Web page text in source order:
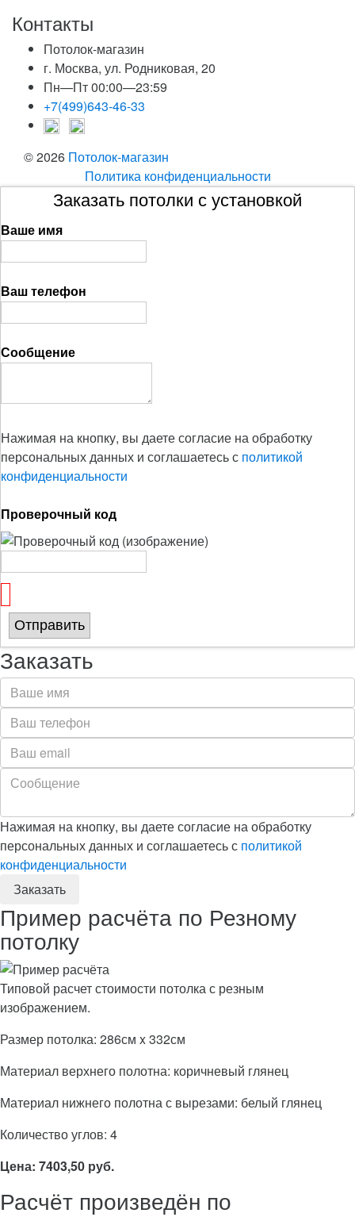
Контакты
Потолок-магазин
г. Москва, ул. Родниковая, 20
Пн—Пт 00:00—23:59
+7(499)643-46-33
© 2026 Потолок-магазин
Политика конфиденциальности
Заказать потолки с установкой
Ваше имя
Ваш телефон
Сообщение
Нажимая на кнопку, вы даете согласие на обработку
персональных данных и соглашаетесь с политикой
конфиденциальности
Проверочный код
Отправить
Заказать
Нажимая на кнопку, вы даете согласие на обработку
персональных данных и соглашаетесь с политикой
конфиденциальности
Пример расчёта по Резному
потолку
Типовой расчет стоимости потолка с резным
изображением.
Размер потолка: 286см x 332см
Материал верхнего полотна: коричневый глянец
Материал нижнего полотна с вырезами: белый глянец
Количество углов: 4
Цена: 7403,50 руб.
Расчёт произведён по